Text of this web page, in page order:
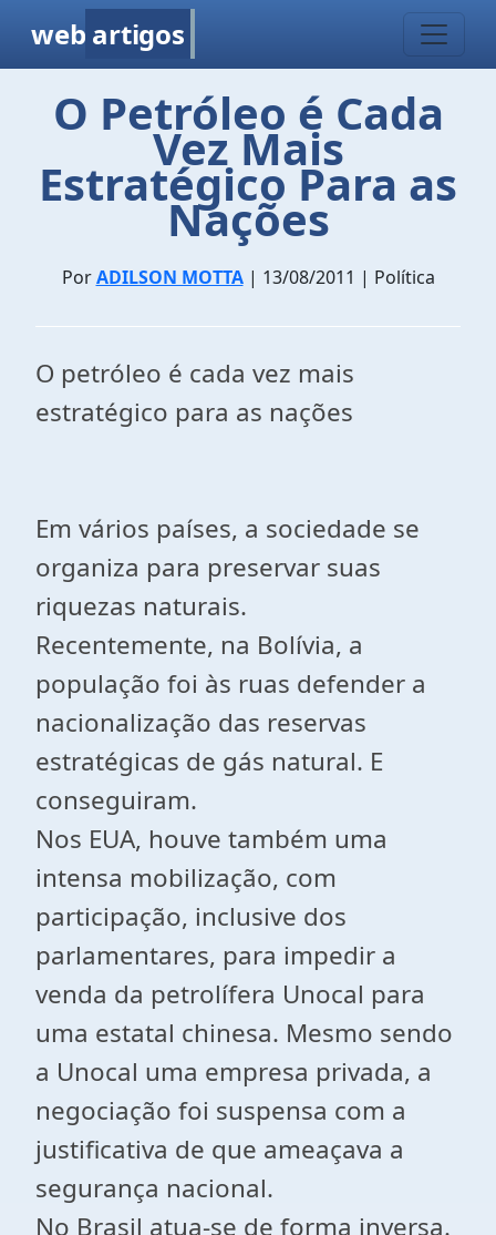
web artigos
O Petróleo é Cada
Vez Mais
Estratégico Para as
Nações
PorADILSON MOTTA| 13/08/2011 | Política
O petróleo é cada vez mais
estratégico para as nações
Em vários países, a sociedade se
organiza para preservar suas
riquezas naturais.
Recentemente, na Bolívia, a
população foi às ruas defender a
nacionalização das reservas
estratégicas de gás natural. E
conseguiram.
Nos EUA, houve também uma
intensa mobilização, com
participação, inclusive dos
parlamentares, para impedir a
venda da petrolífera Unocal para
uma estatal chinesa. Mesmo sendo
a Unocal uma empresa privada, a
negociação foi suspensa com a
justificativa de que ameaçava a
segurança nacional.
No Brasil atua-se de forma inversa.